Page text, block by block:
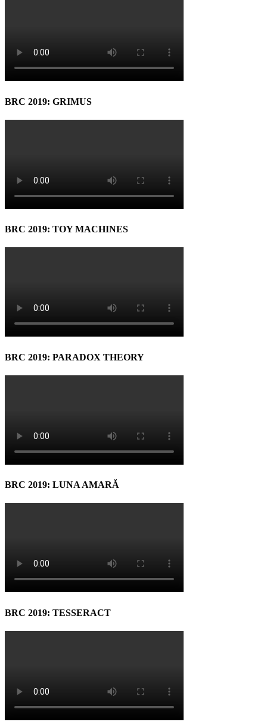
BRC 2019: GRIMUS
BRC 2019: TOY MACHINES
BRC 2019: PARADOX THEORY
BRC 2019: LUNA AMARĂ
BRC 2019: TESSERACT